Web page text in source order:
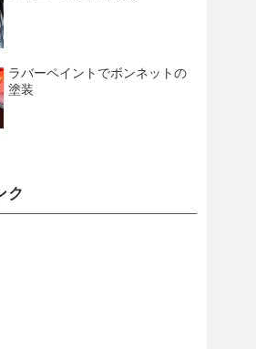
ラバーペイントでボンネットの
塗装
ク